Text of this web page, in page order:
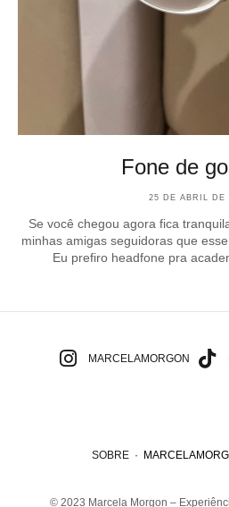
Fone de
25 DE ABRIL DE
Se você chegou agora fica
minhas amigas seguidoras que
Eu prefiro headfone pra
SOBRE·
MARCELAMORGON
© 2023 Marcela Morgon –